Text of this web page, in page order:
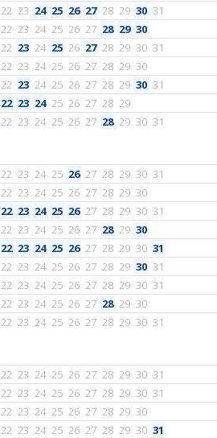
22 23 24 25 26 27 28 29 30 31
22 23 24 25 26 27 28 29 30
22 23 24 25 26 27 28 29 30 31
22 23 24 25 26 27 28 29 30
22 23 24 25 26 27 28 29 30 31
22 23 24 25 26 27 28 29
22 23 24 25 26 27 28 29 30 31
22 23 24 25 26 27 28 29 30 31
22 23 24 25 26 27 28 29 30
22 23 24 25 26 27 28 29 30 31
22 23 24 25 26 27 28 29 30
22 23 24 25 26 27 28 29 30 31
22 23 24 25 26 27 28 29 30 31
22 23 24 25 26 27 28 29 30 31
22 23 24 25 26 27 28 29 30
22 23 24 25 26 27 28 29 30 31
22 23 24 25 26 27 28 29 30 31
22 23 24 25 26 27 28 29 30 31
22 23 24 25 26 27 28 29 30
22 23 24 25 26 27 28 29 30 31